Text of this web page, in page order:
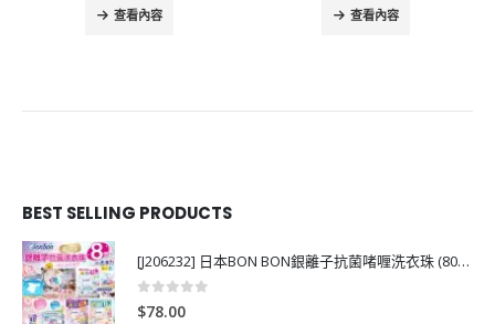
查看內容 查看內容
BEST SELLING PRODUCTS
[J206232] 日本BON BON銀離子抗菌啫喱洗衣珠 (80粒)
0out of 5
$78.00